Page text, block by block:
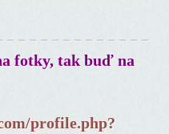
fotky, tak buď na
profile.php?